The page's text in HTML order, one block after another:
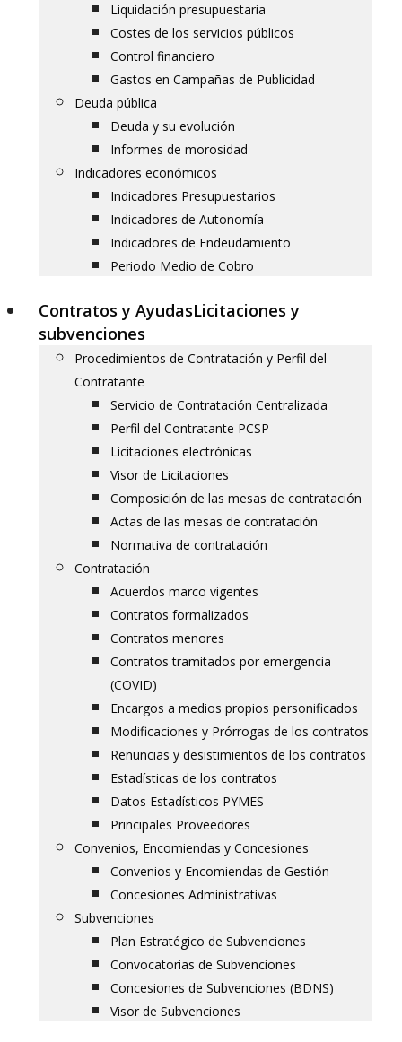
Liquidación presupuestaria
Costes de los servicios públicos
Control financiero
Gastos en Campañas de Publicidad
Deuda pública
Deuda y su evolución
Informes de morosidad
Indicadores económicos
Indicadores Presupuestarios
Indicadores de Autonomía
Indicadores de Endeudamiento
Periodo Medio de Cobro
Contratos y AyudasLicitaciones y
subvenciones
Procedimientos de Contratación y Perfil del
Contratante
Servicio de Contratación Centralizada
Perfil del Contratante PCSP
Licitaciones electrónicas
Visor de Licitaciones
Composición de las mesas de contratación
Actas de las mesas de contratación
Normativa de contratación
Contratación
Acuerdos marco vigentes
Contratos formalizados
Contratos menores
Contratos tramitados por emergencia
(COVID)
Encargos a medios propios personificados
Modificaciones y Prórrogas de los contratos
Renuncias y desistimientos de los contratos
Estadísticas de los contratos
Datos Estadísticos PYMES
Principales Proveedores
Convenios, Encomiendas y Concesiones
Convenios y Encomiendas de Gestión
Concesiones Administrativas
Subvenciones
Plan Estratégico de Subvenciones
Convocatorias de Subvenciones
Concesiones de Subvenciones (BDNS)
Visor de Subvenciones